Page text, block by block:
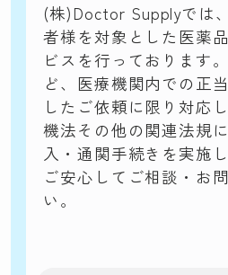
(株)Doctor Supplyでは
者様を対象とした医薬
ビスを行っております
ど、医療機関内での正
したご依頼に限り対応
機法その他の関連法規
入・通関手続きを実施
ご安心してご相談・お
い。